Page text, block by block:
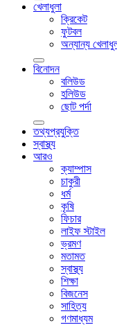
খেলাধুলা
ক্রিকেট
ফুটবল
অন্যান্য
বিনোদন
বলিউড
হলিউড
ছোট পর্দা
তথ্যপ্রযুক্তি
স্বাস্থ্য
আরও
ক্যাম্পাস
চাকুরী
ধর্ম
কৃষি
ফিচার
লাইফ স্টাইল
ভ্রমণ
মতামত
স্বাস্থ্য
শিক্ষা
বিজনেস
সাহিত্য
গণমাধ্যম